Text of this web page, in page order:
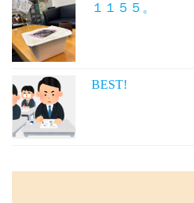
１１５５。
BEST!